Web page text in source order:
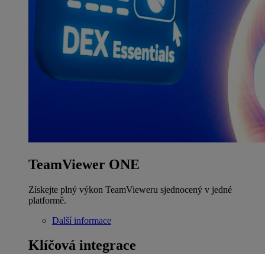
TeamViewer ONE
Získejte plný výkon TeamVieweru sjednocený v jedné
platformě.
Další informace
Klíčová integrace